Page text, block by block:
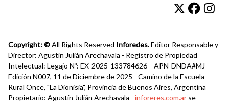
Copyright: ©All Rights Reserved Inforedes.Editor Responsable y
Director: Agustín Julián Arechavala - Registro de Propiedad
Intelectual: Legajo Nº: EX-2025-133784626- -APN-DNDA#MJ -
Edición N007, 11 de Diciembre de 2025 - Camino de la Escuela
Rural Once, "La Dionisia", Provincia de Buenos Aires, Argentina
Propietario: Agustín Julián Arechavala - inforeres.com.ar se